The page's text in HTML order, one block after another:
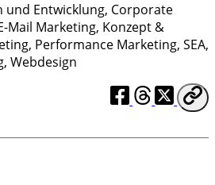
und Entwicklung, Corporate
Mail Marketing, Konzept &
, Performance Marketing, SEA,
, Webdesign